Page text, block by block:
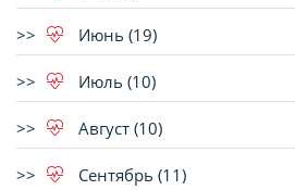
Июнь (19)
Июль (10)
Август (10)
Сентябрь (11)